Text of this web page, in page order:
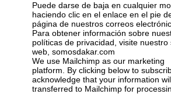
Puede darse de baja en cualquier
haciendo clic en el enlace en el pie
página de nuestros correos
Para obtener información sobre
políticas de privacidad, visite nuestro
web, somosdakar.com
We use Mailchimp as our marketing
platform. By clicking below to
acknowledge that your information
transferred to Mailchimp for